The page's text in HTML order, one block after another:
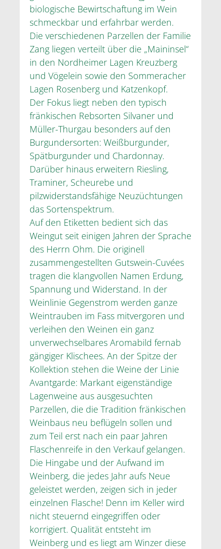
biologische Bewirtschaftung im Wein
schmeckbar und erfahrbar werden.
Die verschiedenen Parzellen der Familie
Zang liegen verteilt über die „Maininsel“
in den Nordheimer Lagen Kreuzberg
und Vögelein sowie den Sommeracher
Lagen Rosenberg und Katzenkopf.
Der Fokus liegt neben den typisch
fränkischen Rebsorten Silvaner und
Müller-Thurgau besonders auf den
Burgundersorten: Weißburgunder,
Spätburgunder und Chardonnay.
Darüber hinaus erweitern Riesling,
Traminer, Scheurebe und
pilzwiderstandsfähige Neuzüchtungen
das Sortenspektrum.
Auf den Etiketten bedient sich das
Weingut seit einigen Jahren der Sprache
des Herrn Ohm. Die originell
zusammengestellten Gutswein-Cuvées
tragen die klangvollen Namen Erdung,
Spannung und Widerstand. In der
Weinlinie Gegenstrom werden ganze
Weintrauben im Fass mitvergoren und
verleihen den Weinen ein ganz
unverwechselbares Aromabild fernab
gängiger Klischees. An der Spitze der
Kollektion stehen die Weine der Linie
Avantgarde: Markant eigenständige
Lagenweine aus ausgesuchten
Parzellen, die die Tradition fränkischen
Weinbaus neu beflügeln sollen und
zum Teil erst nach ein paar Jahren
Flaschenreife in den Verkauf gelangen.
Die Hingabe und der Aufwand im
Weinberg, die jedes Jahr aufs Neue
geleistet werden, zeigen sich in jeder
einzelnen Flasche! Denn im Keller wird
nicht steuernd eingegriffen oder
korrigiert. Qualität entsteht im
Weinberg und es liegt am Winzer diese